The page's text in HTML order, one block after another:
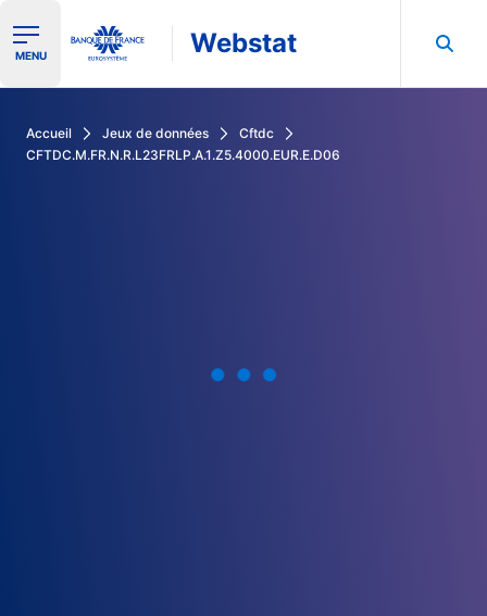
Ouvrir le menu de navigation
MENU Webstat
Accueil Jeux de données
Cftdc
CFTDC.M.FR.N.R.L23FRLP.A.1.Z5.4000.EUR.E.D06